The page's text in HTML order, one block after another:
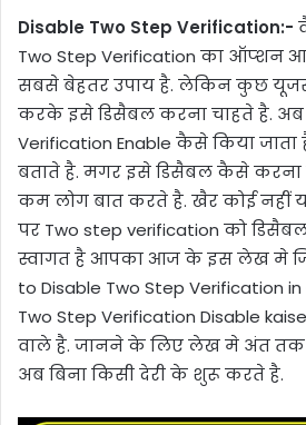
Disable Two Step Verification:-
Two Step Verification का ऑप्शन
सबसे बेहतर उपाय है. लेकिन कुछ
करके इसे डिसैबल करना चाहते है. अब
Verification Enable कैसे किया
बताते है. मगर इसे डिसैबल कैसे
कम लोग बात करते है. खैर कोई नहीं
पर Two step verification को
स्वागत है आपका आज के इस लेख मे
to Disable Two Step Verification in
Two Step Verification Disable
वाले है. जानने के लिए लेख मे अंत तक
अब बिना किसी देरी के शुरू करते है.